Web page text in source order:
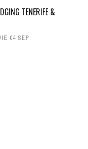
TENERIFE &
04 SEP